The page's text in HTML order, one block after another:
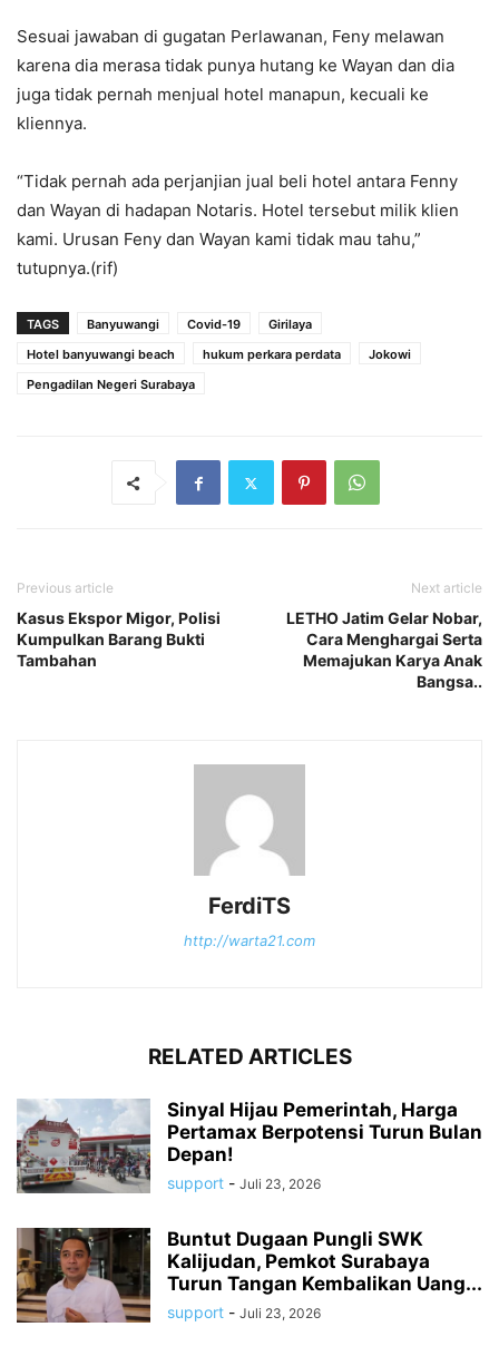
Sesuai jawaban di gugatan Perlawanan, Feny melawan
karena dia merasa tidak punya hutang ke Wayan dan dia
juga tidak pernah menjual hotel manapun, kecuali ke
kliennya.
“Tidak pernah ada perjanjian jual beli hotel antara Fenny
dan Wayan di hadapan Notaris. Hotel tersebut milik klien
kami. Urusan Feny dan Wayan kami tidak mau tahu,”
tutupnya.(rif)
TAGS Banyuwangi Covid-19
Girilaya
Hotel banyuwangi beach
hukum perkara perdata
Jokowi
Pengadilan Negeri Surabaya
Previous article
Kasus Ekspor Migor, Polisi
Kumpulkan Barang Bukti
Tambahan
Next article
LETHO Jatim Gelar Nobar,
Cara Menghargai Serta
Memajukan Karya Anak
Bangsa..
FerdiTS
http://warta21.com
RELATED ARTICLES
Sinyal Hijau Pemerintah, Harga
Pertamax Berpotensi Turun Bulan
Depan!
support - Juli 23, 2026
Buntut Dugaan Pungli SWK
Kalijudan, Pemkot Surabaya
Turun Tangan Kembalikan Uang...
support - Juli 23, 2026